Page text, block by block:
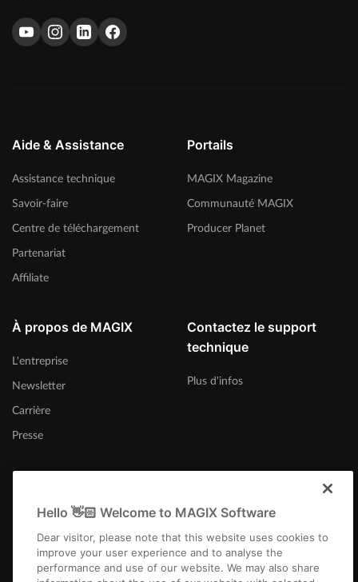
Aide & Assistance
Assistance technique
Savoir-faire
Centre de téléchargement
Partenariat
Affiliate
Portails
MAGIX Magazine
Communauté MAGIX
Producer Planet
À propos de MAGIX
L'entreprise
Newsletter
Carrière
Presse
Contactez le support
technique
Plus d'infos
France
Hello 👋🏻 Welcome to MAGIX Software
Dear visitor, please note that this website uses cookies to
improve your user experience and to analyse the
performance and use of our website. We may also share